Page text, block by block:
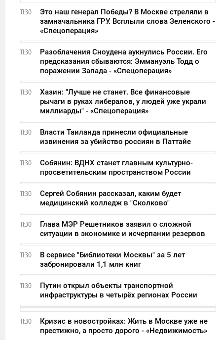
11:30
Это наш генерал Победы? В Москве стреляли в
замначальника ГРУ. Всплыли слова Зеленского -
«Спецоперация»
11:30
Разоблачения Сноудена аукнулись России. Его
предсказания сбываются: Эммануэль Тодд о
поражении Запада - «Спецоперация»
11:30
Хазин: "Лучше не станет. Все финансовые
рычаги в руках либералов, у людей уже украли
миллиарды" - «Спецоперация»
11:30
Власти Таиланда принесли официальные
извинения за убийство россиян в Паттайе
11:30
Собянин: ВДНХ станет главным культурно-
просветительским пространством России
11:30
Сергей Собянин рассказал, каким будет
медицинский колледж в "Сколково"
11:30
Глава МЭР Решетников заявил о сложной
ситуации в экономике и исчерпании резервов
11:30
В сервисе "Библиотеки Москвы" за 5 лет
забронировали 1,1 млн книг
11:30
Путин открыл объекты транспортной
инфраструктуры в четырёх регионах России
11:30
Кризис в новостройках: Жить в Москве уже не
престижно, а просто дорого - «Недвижимость»